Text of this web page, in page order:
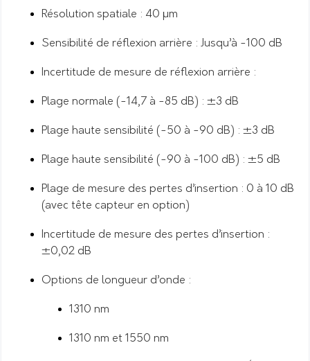
Résolution spatiale : 40 µm
Sensibilité de réflexion arrière : Jusqu’à -100 dB
Incertitude de mesure de réflexion arrière :
Plage normale (-14,7 à -85 dB) : ±3 dB
Plage haute sensibilité (-50 à -90 dB) : ±3 dB
Plage haute sensibilité (-90 à -100 dB) : ±5 dB
Plage de mesure des pertes d’insertion : 0 à 10 dB
(avec tête capteur en option)
Incertitude de mesure des pertes d’insertion :
±0,02 dB
Options de longueur d’onde :
1310 nm
1310 nm et 1550 nm